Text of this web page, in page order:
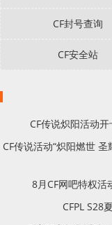
CF封号查询
CF安全站
CF传说炽阳活动
CF传说活动“炽阳燃世
8月CF网吧特权
CFPL S28